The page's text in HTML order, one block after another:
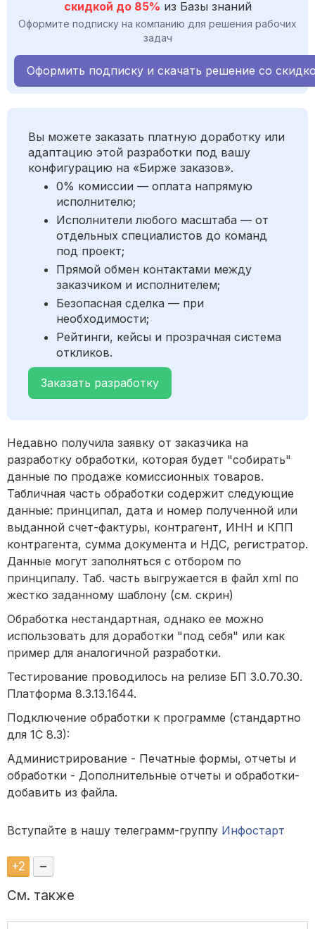
скидкой до 85% из Базы знаний
Оформите подписку на компанию для решения рабочих
задач
Оформить подписку и скачать решение со
Вы можете заказать платную доработку или
адаптацию этой разработки под вашу
конфигурацию на «Бирже заказов».
0% комиссии — оплата напрямую
исполнителю;
Исполнители любого масштаба — от
отдельных специалистов до команд
под проект;
Прямой обмен контактами между
заказчиком и исполнителем;
Безопасная сделка — при
необходимости;
Рейтинги, кейсы и прозрачная система
откликов.
Заказать разработку
Недавно получила заявку от заказчика на
разработку обработки, которая будет "собирать"
данные по продаже комиссионных товаров.
Табличная часть обработки содержит следующие
данные: принципал, дата и номер полученной или
выданной счет-фактуры, контрагент, ИНН и КПП
контрагента, сумма документа и НДС, регистратор.
Данные могут заполняться с отбором по
принципалу. Таб. часть выгружается в файл xml по
жестко заданному шаблону (см. скрин)
Обработка нестандартная, однако ее можно
использовать для доработки "под себя" или как
пример для аналогичной разработки.
Тестирование проводилось на релизе БП 3.0.70.30.
Платформа 8.3.13.1644.
Подключение обработки к программе (стандартно
для 1С 8.3):
Администрирование - Печатные формы, отчеты и
обработки - Дополнительные отчеты и обработки-
добавить из файла.
Вступайте в нашу телеграмм-группу Инфостарт
+2 –
См. также